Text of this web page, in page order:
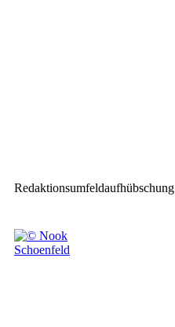
Redaktionsumfeldaufhübschung